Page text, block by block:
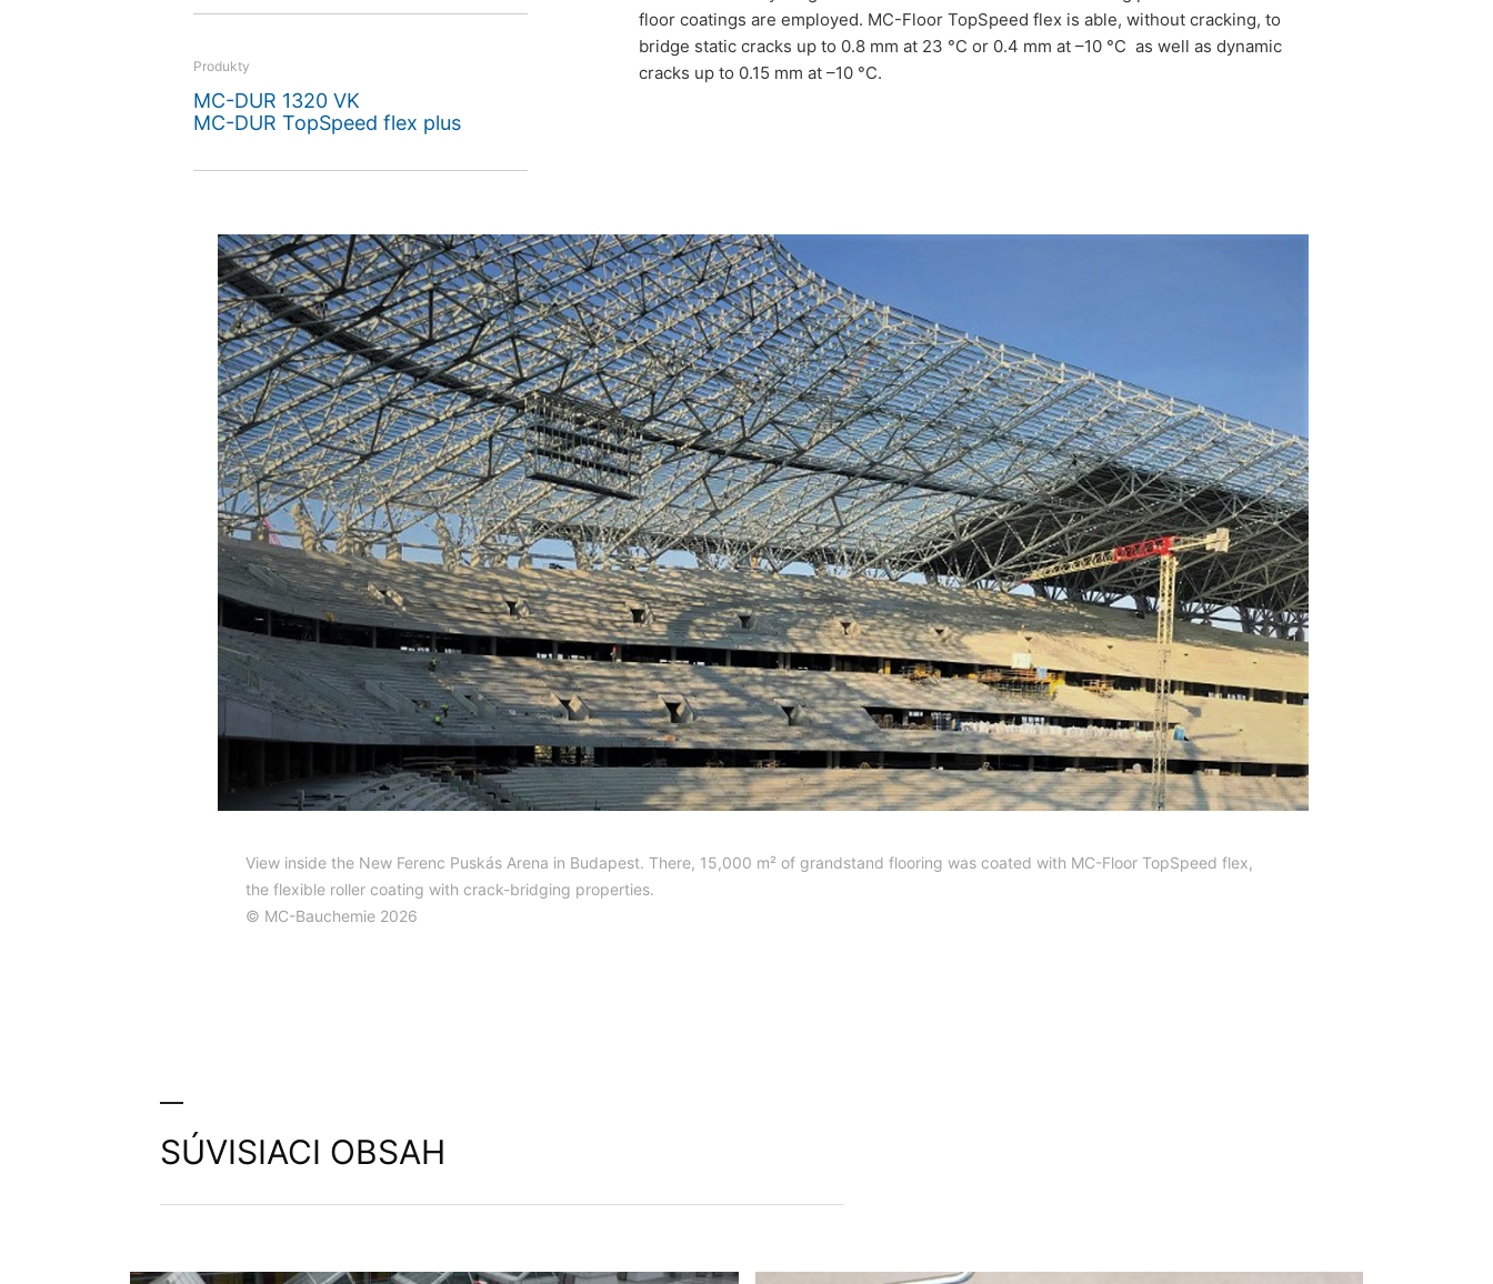
on coating with impressive crack-bridging properties.
Produkty
MC-DUR 1320 VK
MC-DUR TopSpeed flex plus
floor coatings are employed. MC-Floor TopSpeed flex is able, without cracking, to
bridge static cracks up to 0.8 mm at 23 °C or 0.4 mm at –10 °C as well as dynamic
cracks up to 0.15 mm at –10 °C.
View inside the New Ferenc Puskás Arena in Budapest. There, 15,000 m² of grandstand flooring was coated with MC-Floor TopSpeed flex,
the flexible roller coating with crack-bridging properties.
© MC-Bauchemie 2026
SÚVISIACI OBSAH